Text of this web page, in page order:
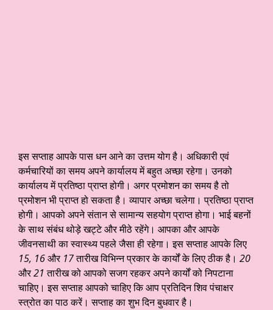
इस सप्ताह आपके पास धन आने का उत्तम योग है। अधिकारी एवं
कर्मचारियों का समय अपने कार्यालय में बहुत अच्छा रहेगा। उनको
कार्यालय में प्रतिष्ठा प्राप्त होगी। अगर प्रमोशन का समय है तो
प्रमोशन भी प्राप्त हो सकता है। व्यापार अच्छा चलेगा। प्रतिष्ठा प्राप्त
होगी। आपको अपने संतान से सामान्य सहयोग प्राप्त होगा। भाई बहनों
के साथ संबंध थोड़े खट्टे और मीठे रहेंगे। आपका और आपके
जीवनसाथी का स्वास्थ्य पहले जैसा ही रहेगा। इस सप्ताह आपके लिए
15, 16और 17तारीख विभिन्न प्रकार के कार्यों के लिए ठीक है। 20
और21 तारीख को आपको सजग रहकर अपने कार्यों को निपटाना
चाहिए। इस सप्ताह आपको चाहिए कि आप प्रतिदिन शिव पंचाक्षर
स्त्रोत का पाठ करें। सप्ताह का शुभ दिन बुधवार है।